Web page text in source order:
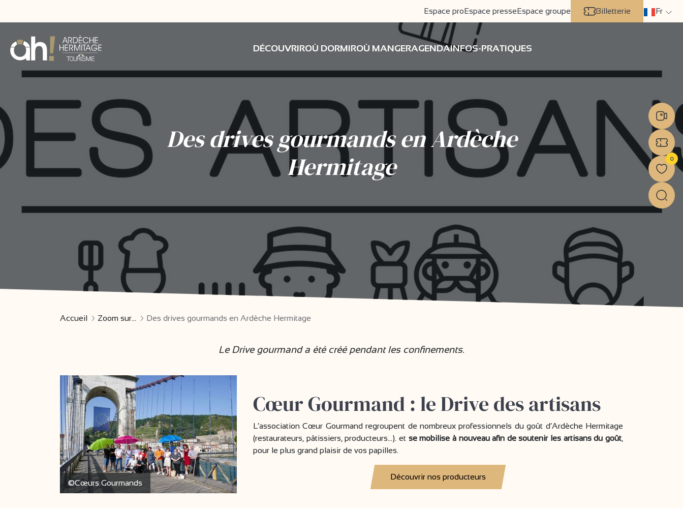
Espace proEspace presseEspace groupe Billetterie Fr
DÉCOUVRIROÙ DORMIROÙ MANGERAGENDAINFOS-PRATIQUES
Des drives gourmands en Ardèche
Hermitage
Accueil Zoom sur... Des drives gourmands en Ardèche Hermitage
Le Drive gourmand a été créé pendant les confinements.
©Cœurs Gourmands
Cœur Gourmand : le Drive des artisans
L’association Cœur Gourmand regroupent de nombreux professionnels du goût d’Ardèche Hermitage
(restaurateurs, pâtissiers, producteurs…). et se mobilise à nouveau afin de soutenir les artisans du goût
pour le plus grand plaisir de vos papilles.
Découvrir nos producteurs
0